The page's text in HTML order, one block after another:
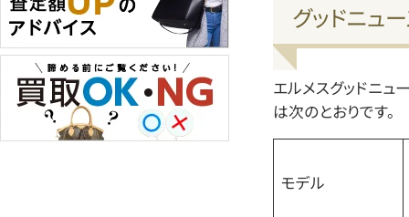
グッドニュ
エルメスグッドニュ
は次のとおりです。
モデル